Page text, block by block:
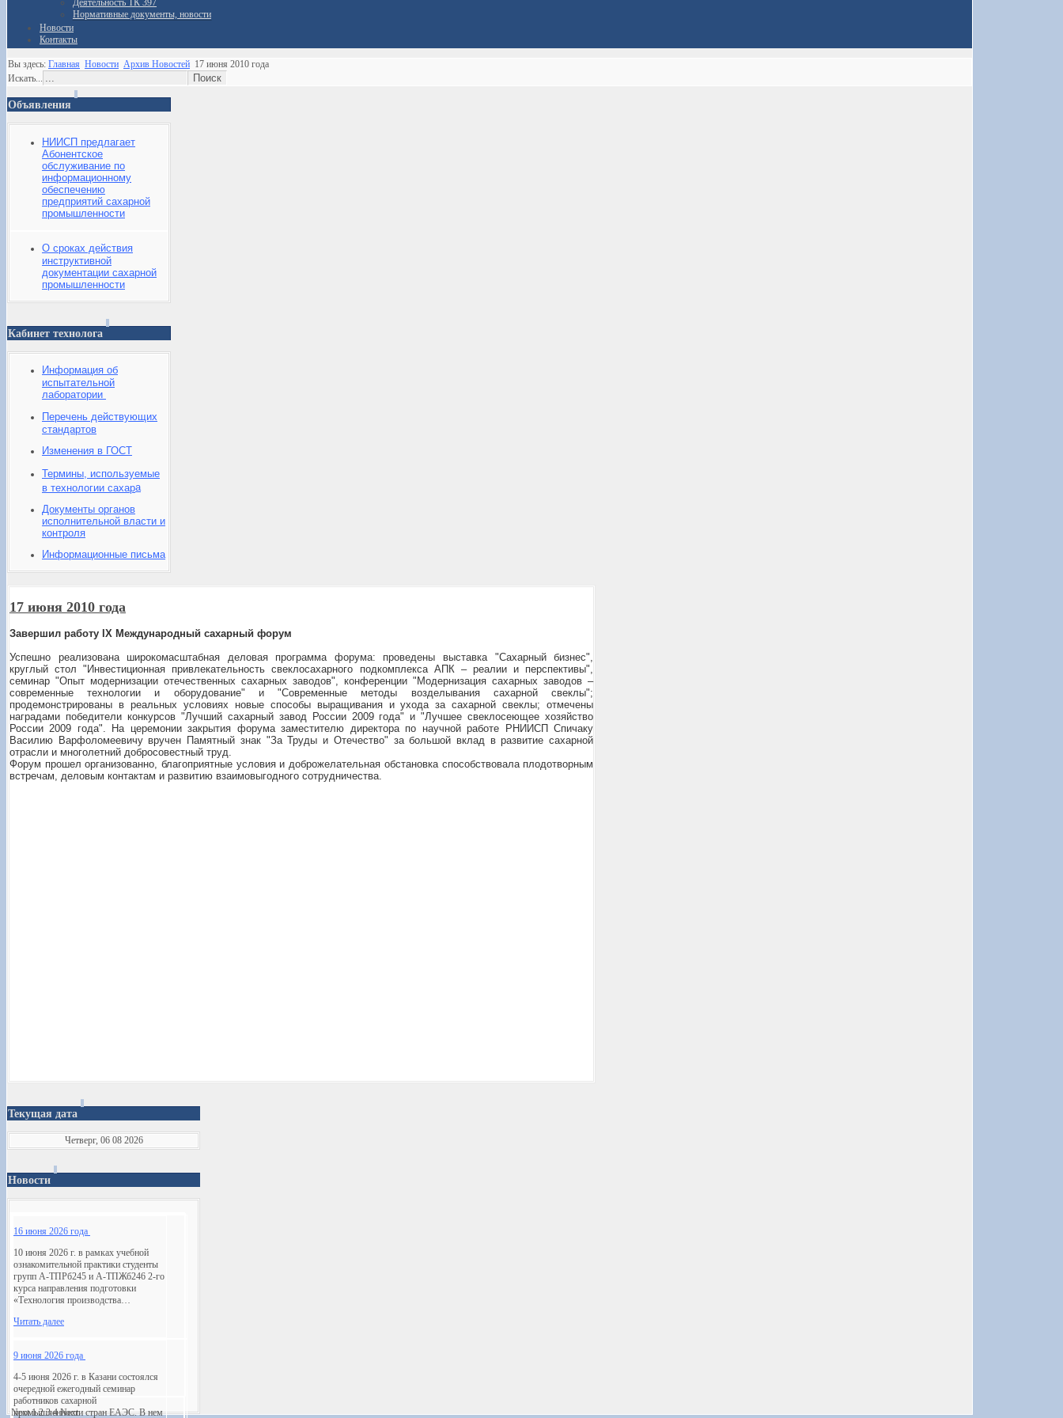
Деятельность ТК 397
Нормативные документы, новости
Новости
Контакты
Вы здесь: Главная Новости Архив Новостей 17 июня 2010 года
Искать...
Объявления
НИИСП предлагает
Абонентское
обслуживание по
информационному
обеспечению
предприятий сахарной
промышленности
О сроках действия
инструктивной
документации сахарной
промышленности
Кабинет технолога
Информация об
испытательной
лаборатории
Перечень действующих
стандартов
Изменения в ГОСТ
Термины, используемые
в технологии сахара
Документы органов
исполнительной власти и
контроля
Информационные письма
17 июня 2010 года
Завершил работу IX Международный сахарный форум
Успешно реализована широкомасштабная деловая программа форума: проведены выставка "Сахарный бизнес",
круглый стол "Инвестиционная привлекательность свеклосахарного подкомплекса АПК – реалии и перспективы",
семинар "Опыт модернизации отечественных сахарных заводов", конференции "Модернизация сахарных заводов –
современные технологии и оборудование" и "Современные методы возделывания сахарной свеклы";
продемонстрированы в реальных условиях новые способы выращивания и ухода за сахарной свеклы; отмечены
наградами победители конкурсов "Лучший сахарный завод России 2009 года" и "Лучшее свеклосеющее хозяйство
России 2009 года". На церемонии закрытия форума заместителю директора по научной работе РНИИСП Спичаку
Василию Варфоломеевичу вручен Памятный знак "За Труды и Отечество" за большой вклад в развитие сахарной
отрасли и многолетний добросовестный труд.
Форум прошел организованно, благоприятные условия и доброжелательная обстановка способствовала плодотворным
встречам, деловым контактам и развитию взаимовыгодного сотрудничества.
Текущая дата
Четверг, 06 08 2026
Новости
16 июня 2026 года
10 июня 2026 г. в рамках учебной
ознакомительной практики студенты
групп А-ТПРб245 и А-ТПЖб246 2-го
курса направления подготовки
«Технология производства…
Читать далее
9 июня 2026 года
4-5 июня 2026 г. в Казани состоялся
очередной ежегодный семинар
работников сахарной
промышленности стран ЕАЭС. В нем
Next1234Next